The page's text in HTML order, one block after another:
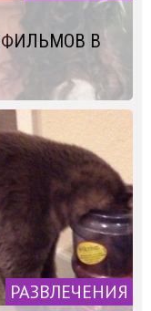
В
РАЗВЛЕЧЕНИЯ